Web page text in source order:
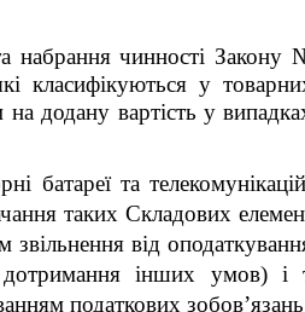
чинності Закону
які класифікуються у
на додану вартість у
батареї та
таких Складових
звільнення від
інших умов) і
податкових